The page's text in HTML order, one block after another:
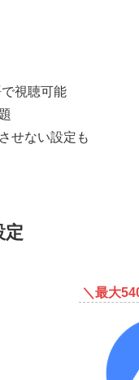
視聴可能
せない設定も
定
＼最大